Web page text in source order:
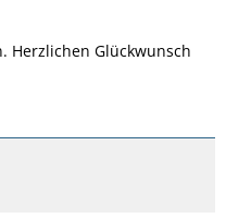
Herzlichen Glückwunsch